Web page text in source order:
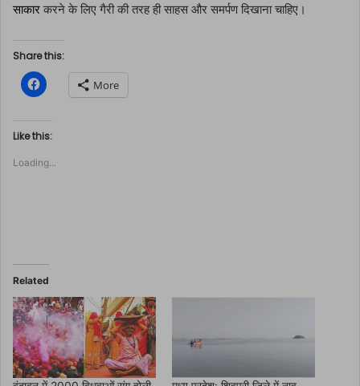
साकार करने के लिए गैरी की तरह ही साहस और समर्पण दिखाना चाहिए।
Share this:
C
l
k
t
o
h
b
o
k
(
O
p
e
n
s
i
More
Like this:
Loading...
Related